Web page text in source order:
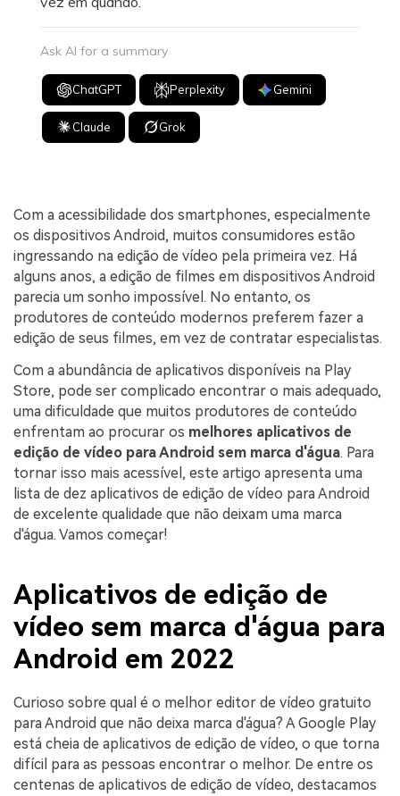
Ask AI for a summary
ChatGPT Perplexity Gemini
Claude Grok
Com a acessibilidade dos smartphones, especialmente
os dispositivos Android, muitos consumidores estão
ingressando na edição de vídeo pela primeira vez. Há
alguns anos, a edição de filmes em dispositivos Android
parecia um sonho impossível. No entanto, os
produtores de conteúdo modernos preferem fazer a
edição de seus filmes, em vez de contratar especialistas.
Com a abundância de aplicativos disponíveis na Play
Store, pode ser complicado encontrar o mais adequado,
uma dificuldade que muitos produtores de conteúdo
enfrentam ao procurar os melhores aplicativos de
edição de vídeo para Android sem marca d'água. Para
tornar isso mais acessível, este artigo apresenta uma
lista de dez aplicativos de edição de vídeo para Android
de excelente qualidade que não deixam uma marca
d'água. Vamos começar!
Aplicativos de edição de
vídeo sem marca d'água para
Android em 2022
Curioso sobre qual é o melhor editor de vídeo gratuito
para Android que não deixa marca d'água? A Google Play
está cheia de aplicativos de edição de vídeo, o que torna
difícil para as pessoas encontrar o melhor. De entre os
centenas de aplicativos de edição de vídeo, destacamos